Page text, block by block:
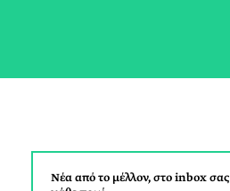
Νέα από το μέλλον, στο inbox σας